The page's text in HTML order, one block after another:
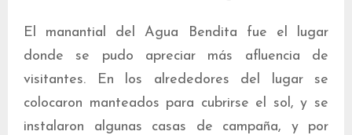
El manantial del Agua Bendita fue el lugar
donde se pudo apreciar más afluencia de
visitantes. En los alrededores del lugar se
colocaron manteados para cubrirse el sol, y se
instalaron algunas casas de campaña, y por